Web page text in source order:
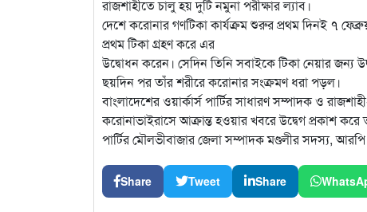
রাজশাহীতে চালু হয় দুটি নমুনা পরীক্ষার ল্যাব।
দেশে করোনার গণটিকা কার্যক্রম শুরুর প্রথম দিনই ৭
প্রথম টিকা গ্রহণ করে এর
উদ্বোধন করেন। সেদিন তিনি সবাইকে টিকা নেয়ার জন্য
ছয়দিন পর তাঁর শরীরে করোনার সংক্রমণ ধরা পড়ল।
বাংলাদেশের ওয়ার্কার্স পার্টির সাধারণ সম্পাদক ও
করোনাভাইরাসে আক্রান্ত হওয়ার খবরে উদ্বেগ প্রকাশ
পার্টির মৌলভীবাজার জেলা সম্পাদক মণ্ডলীর সদস্য,
Share Tweet Share